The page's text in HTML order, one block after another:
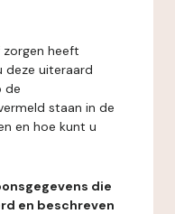
zorgen heeft
deze uiteraard
de
staan in de
en hoe kunt u
die
en beschreven